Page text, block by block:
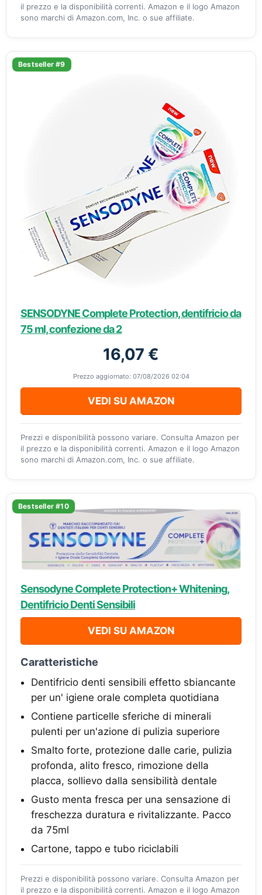
il prezzo e la disponibilità correnti. Amazon e il logo Amazon
sono marchi di Amazon.com, Inc. o sue affiliate.
Bestseller #9
SENSODYNE Complete Protection, dentifricio da
75 ml, confezione da 2
16,07 €
Prezzo aggiornato: 07/08/2026 02:04
VEDI SU AMAZON
Prezzi e disponibilità possono variare. Consulta Amazon per
il prezzo e la disponibilità correnti. Amazon e il logo Amazon
sono marchi di Amazon.com, Inc. o sue affiliate.
Bestseller #10
Sensodyne Complete Protection+ Whitening,
Dentifricio Denti Sensibili
VEDI SU AMAZON
Caratteristiche
Dentifricio denti sensibili effetto sbiancante
per un' igiene orale completa quotidiana
Contiene particelle sferiche di minerali
pulenti per un'azione di pulizia superiore
Smalto forte, protezione dalle carie, pulizia
profonda, alito fresco, rimozione della
placca, sollievo dalla sensibilità dentale​
Gusto menta fresca per una sensazione di
freschezza duratura e rivitalizzante. Pacco
da 75ml​
Cartone, tappo e tubo riciclabili
Prezzi e disponibilità possono variare. Consulta Amazon per
il prezzo e la disponibilità correnti. Amazon e il logo Amazon